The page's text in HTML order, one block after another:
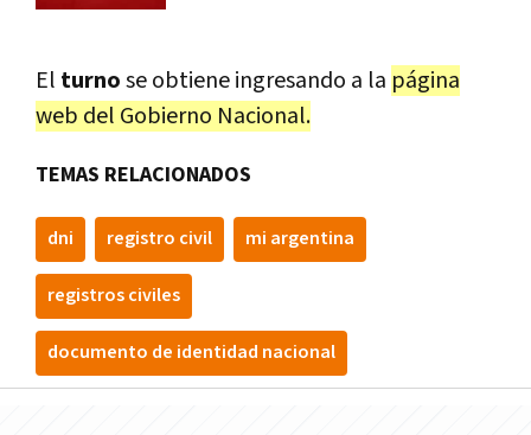
El turnose obtiene ingresando a la página
web del Gobierno Nacional.
TEMAS RELACIONADOS
dni registro civil mi argentina
registros civiles
documento de identidad nacional